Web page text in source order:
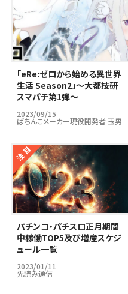
｢eRe:ゼロから始める異世界
生活 Season2」～大都技研
スマパチ第1弾～
2023/09/15
ぱちんこメーカー現役開発者 玉男
パチンコ・パチスロ正月期間
中稼働TOP5及び増産スケジ
ュール一覧
2023/01/11
先読み通信